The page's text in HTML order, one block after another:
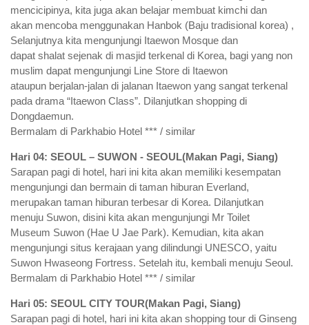
mencicipinya, kita juga akan belajar membuat kimchi dan
akan mencoba menggunakan Hanbok (Baju tradisional korea) ,
Selanjutnya kita mengunjungi Itaewon Mosque dan
dapat shalat sejenak di masjid terkenal di Korea, bagi yang non
muslim dapat mengunjungi Line Store di Itaewon
ataupun berjalan-jalan di jalanan Itaewon yang sangat terkenal
pada drama “Itaewon Class”. Dilanjutkan shopping di
Dongdaemun.
Bermalam di Parkhabio Hotel *** / similar
Hari 04: SEOUL – SUWON - SEOUL(Makan Pagi, Siang)
Sarapan pagi di hotel, hari ini kita akan memiliki kesempatan
mengunjungi dan bermain di taman hiburan Everland,
merupakan taman hiburan terbesar di Korea. Dilanjutkan
menuju Suwon, disini kita akan mengunjungi Mr Toilet
Museum Suwon (Hae U Jae Park). Kemudian, kita akan
mengunjungi situs kerajaan yang dilindungi UNESCO, yaitu
Suwon Hwaseong Fortress. Setelah itu, kembali menuju Seoul.
Bermalam di Parkhabio Hotel *** / similar
Hari 05: SEOUL CITY TOUR(Makan Pagi, Siang)
Sarapan pagi di hotel, hari ini kita akan shopping tour di Ginseng